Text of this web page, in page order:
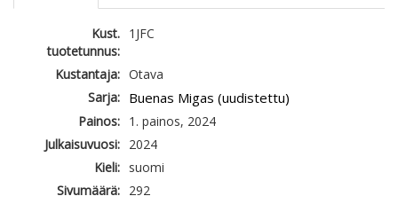
Kust.
tuotetunnus:
1JFC
Kustantaja: Otava
Sarja: Buenas Migas (uudistettu)
Painos: 1. painos, 2024
Julkaisuvuosi: 2024
Kieli: suomi
Sivumäärä: 292